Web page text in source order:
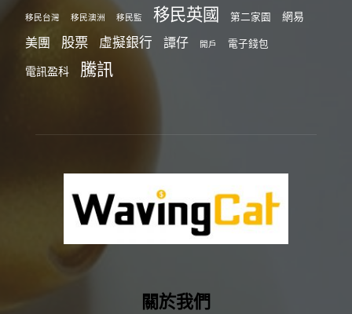
移民台灣 移民澳洲 移民監 移民英國 第二家園 網易
美團 股票 虛擬銀行 譚仔 開戶 電子錢包
電訊盈科 騰訊
關於我們